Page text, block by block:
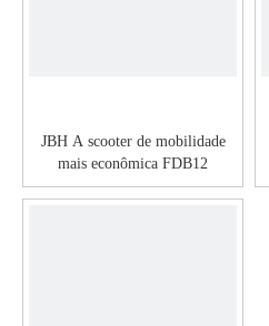
JBH A scooter de mobilidade
mais econômica FDB12